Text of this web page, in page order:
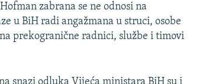
zabrana se ne odnosi na
u BiH radi angažmana u struci, osobe
prekogranične radnici, službe i timovi